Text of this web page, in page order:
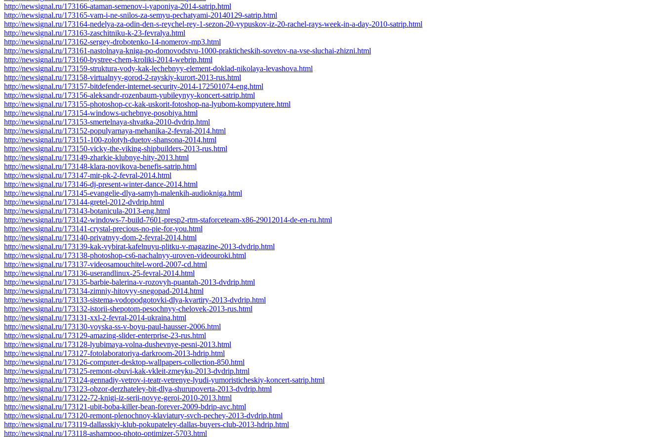
http://newsignal.ru/173166-ataman-semenov-i-yaponiya-2014-satrip.html
http://newsignal.ru/173165-vam-i-ne-snilos-za-semyu-pechatyami-20140129-satrip.html
http://newsignal.ru/173164-nedelya-za-odin-den-s-reychel-rey-1-sezon-20-vypuskov-iz-20-rachel-rays-week-in-a-day-2010-satrip.html
http://newsignal.ru/173163-zaschitniku-k-23-fevralya.html
http://newsignal.ru/173162-sergey-drobotenko-14-nomerov-mp3.html
http://newsignal.ru/173161-nastolnaya-kniga-po-domovodstvu-1000-prakticheskih-sovetov-na-vse-sluchai-zhizni.html
http://newsignal.ru/173160-bystree-chem-kroliki-2014-webrip.html
http://newsignal.ru/173159-struktura-vody-kak-lechebnyy-element-doklad-nikolaya-levashova.html
http://newsignal.ru/173158-virtualnyy-gorod-2-rayskiy-kurort-2013-rus.html
http://newsignal.ru/173157-bitdefender-internet-security-2014-172501074-eng.html
http://newsignal.ru/173156-aleksandr-rozenbaum-yubileynyy-koncert-satrip.html
http://newsignal.ru/173155-photoshop-cc-kak-uskorit-fotoshop-na-lyubom-kompyutere.html
http://newsignal.ru/173154-windows-uchebnye-posobiya.html
http://newsignal.ru/173153-smertelnaya-shvatka-2010-dvdrip.html
http://newsignal.ru/173152-populyarnaya-mehanika-2-fevral-2014.html
http://newsignal.ru/173151-100-zolotyh-duetov-shansona-2014.html
http://newsignal.ru/173150-vicky-the-viking-shipbuilders-2013-rus.html
http://newsignal.ru/173149-zharkie-klubnye-hity-2013.html
http://newsignal.ru/173148-klara-novikova-benefis-satrip.html
http://newsignal.ru/173147-mir-pk-2-fevral-2014.html
http://newsignal.ru/173146-dj-present-winter-dance-2014.html
http://newsignal.ru/173145-evangelie-dlya-samyh-malenkih-audiokniga.html
http://newsignal.ru/173144-gretel-2012-dvdrip.html
http://newsignal.ru/173143-botanicula-2013-eng.html
http://newsignal.ru/173142-windows-7-build-7601-presp2-rtm-staforceteam-x86-29012014-de-en-ru.html
http://newsignal.ru/173141-crystal-precious-no-pie-for-you.html
http://newsignal.ru/173140-privatnyy-dom-2-fevral-2014.html
http://newsignal.ru/173139-kak-vybirat-kafelnuyu-plitku-v-magazine-2013-dvdrip.html
http://newsignal.ru/173138-photoshop-cs6-nachalnyy-uroven-videouroki.html
http://newsignal.ru/173137-videosamouchitel-word-2007-cd.html
http://newsignal.ru/173136-userandlinux-25-fevral-2014.html
http://newsignal.ru/173135-barbie-balerina-v-rozovyh-puantah-2013-dvdrip.html
http://newsignal.ru/173134-zimniy-hitovyy-snegopad-2014.html
http://newsignal.ru/173133-sistema-vodopodgotovki-dlya-kvartiry-2013-dvdrip.html
http://newsignal.ru/173132-istorii-shepotom-pesochnyy-chelovek-2013-rus.html
http://newsignal.ru/173131-xxl-2-fevral-2014-ukraina.html
http://newsignal.ru/173130-voyska-ss-v-boyu-paul-hausser-2006.html
http://newsignal.ru/173129-amazing-slider-enterprise-23-rus.html
http://newsignal.ru/173128-lyubimaya-volna-dushevnye-pesni-2013.html
http://newsignal.ru/173127-fotolaboratoriya-darkroom-2013-hdrip.html
http://newsignal.ru/173126-computer-desktop-wallpapers-collection-850.html
http://newsignal.ru/173125-remont-obuvi-kak-vkleit-zmeyku-2013-dvdrip.html
http://newsignal.ru/173124-gennadiy-vetrov-i-teatr-vetrenye-lyudi-yumoristicheskiy-koncert-satrip.html
http://newsignal.ru/173123-obzor-derzhateley-bit-dlya-shurupoverta-2013-dvdrip.html
http://newsignal.ru/173122-72-knigi-iz-serii-novye-geroi-2010-2013.html
http://newsignal.ru/173121-ubit-boba-killer-bean-forever-2009-bdrip-avc.html
http://newsignal.ru/173120-remont-plenochnoy-klaviatury-svch-pechey-2013-dvdrip.html
http://newsignal.ru/173119-dallasskiy-klub-pokupateley-dallas-buyers-club-2013-hdrip.html
http://newsignal.ru/173118-ashampoo-photo-optimizer-5703.html